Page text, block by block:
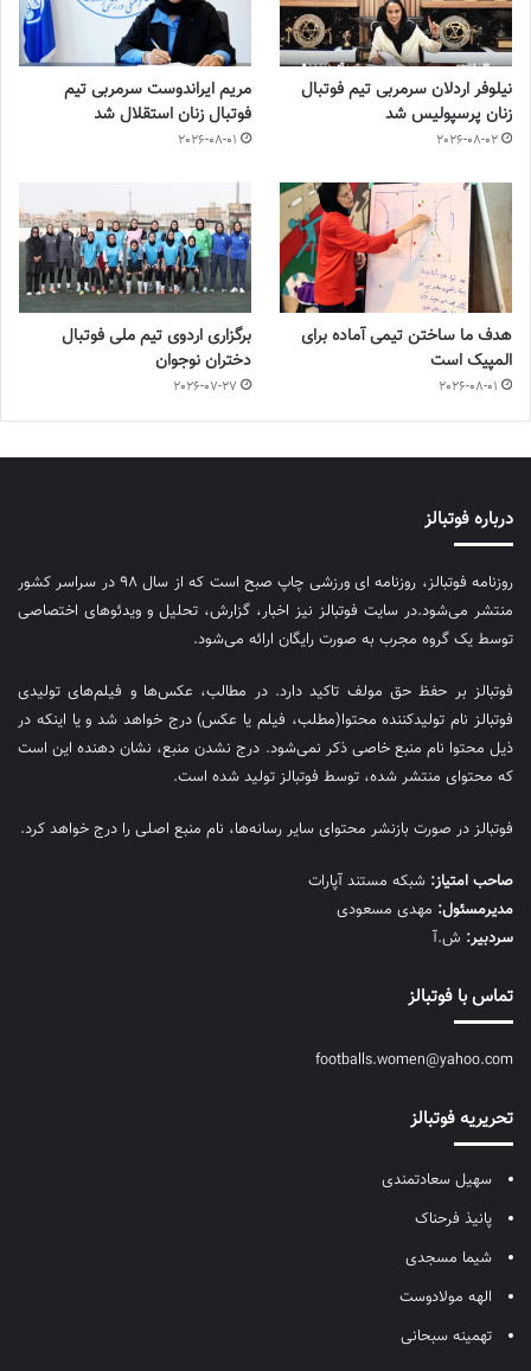
نیلوفر اردلان سرمربی تیم فوتبال
زنان پرسپولیس شد
2026-08-02
مریم ایراندوست سرمربی تیم
فوتبال زنان استقلال شد
2026-08-01
هدف ما ساختن تیمی آماده برای
المپیک است
2026-08-01
برگزاری اردوی تیم ملی فوتبال
دختران نوجوان
2026-07-27
درباره فوتبالز
روزنامه فوتبالز، روزنامه ای ورزشی چاپ صبح است که از سال ۹۸ در سراسر کشور
منتشر می‌شود.در سایت فوتبالز نیز اخبار، گزارش، تحلیل و ویدئوهای اختصاصی
توسط یک گروه مجرب به صورت رایگان ارائه می‌شود.
فوتبالز بر حفظ حق مولف تاکید دارد. در مطالب، عکس‌ها و فیلم‌های تولیدی
فوتبالز نام تولیدکننده محتوا(مطلب، فیلم یا عکس) درج خواهد شد و یا اینکه در
ذیل محتوا نام منبع خاصی ذکر نمی‌‎شود. درج نشدن منبع، نشان دهنده این است
که محتوای منتشر شده، توسط فوتبالز تولید شده است.
فوتبالز در صورت بازنشر محتوای سایر رسانه‌ها، نام منبع اصلی را درج خواهد کرد.
صاحب امتیاز: شبکه مستند آپارات
مديرمسئول: مهدی مسعودی
سردبیر: ش.آ
تماس با فوتبالز
footballs.women@yahoo.com
تحریریه فوتبالز
سهیل سعادتمندی
پانیذ فرحناک
شیما مسجدی
الهه مولادوست
تهمینه سبحانی